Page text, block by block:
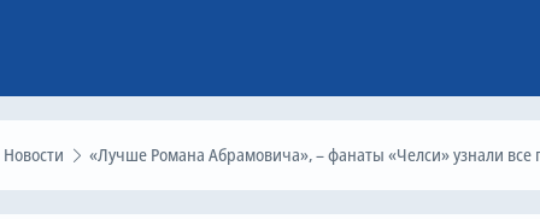
Новости «Лучше Романа Абрамовича», – фанаты «Челси» узнали все про Тодда Бёли. Клуб ждут прекрасные